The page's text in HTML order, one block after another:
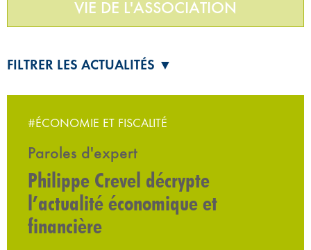
VIE DE L'ASSOCIATION
FILTRER LES ACTUALITÉS ▼
#ÉCONOMIE ET FISCALITÉ
Paroles d'expert
Philippe Crevel décrypte
l’actualité économique et
financière